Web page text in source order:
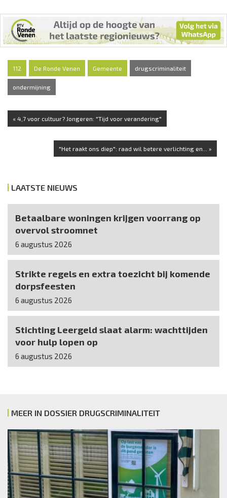
112 De Ronde Venen Gemeente drugscriminaliteit
ondermijning
« 4,7 voor cultuur? Jongeren: "Tijd voor verandering"
"Het raakt ons diep": raad wil betere verlichting en... »
LAATSTE NIEUWS
Betaalbare woningen krijgen voorrang op
overvol stroomnet
6 augustus 2026
Strikte regels en extra toezicht bij komende
dorpsfeesten
6 augustus 2026
Stichting Leergeld slaat alarm: wachttijden
voor hulp lopen op
6 augustus 2026
MEER IN DOSSIER DRUGSCRIMINALITEIT